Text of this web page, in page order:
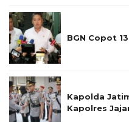
BGN Copot
Kapolda
Kapolres